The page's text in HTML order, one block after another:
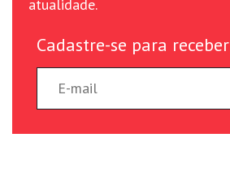
atualidade.
Cadastre-se para receber